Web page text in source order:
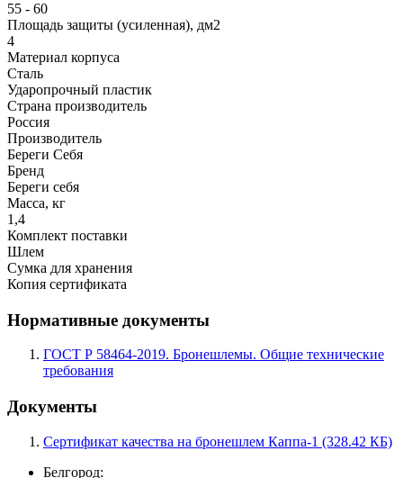
55 - 60
Площадь защиты (усиленная), дм2
4
Материал корпуса
Сталь
Ударопрочный пластик
Страна производитель
Россия
Производитель
Береги Себя
Бренд
Береги себя
Масса, кг
1,4
Комплект поставки
Шлем
Сумка для хранения
Копия сертификата
Нормативные документы
ГОСТ Р 58464-2019. Бронешлемы. Общие технические
требования
Документы
Сертификат качества на бронешлем Каппа-1 (328.42 КБ)
Белгород: